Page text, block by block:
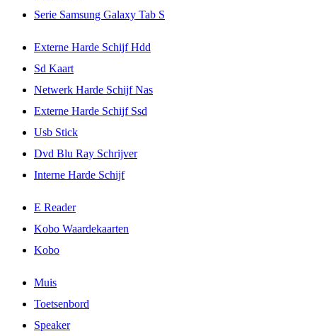
Serie Samsung Galaxy Tab S
Externe Harde Schijf Hdd
Sd Kaart
Netwerk Harde Schijf Nas
Externe Harde Schijf Ssd
Usb Stick
Dvd Blu Ray Schrijver
Interne Harde Schijf
E Reader
Kobo Waardekaarten
Kobo
Muis
Toetsenbord
Speaker